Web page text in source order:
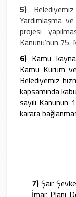
5)
Yardımlaşma
projesi
Kanunu’nun
6) Kamu
Kamu Kurum
Belediyemiz
kapsamında
sayılı Kanunun
karara
7) Şair
İmar Planı